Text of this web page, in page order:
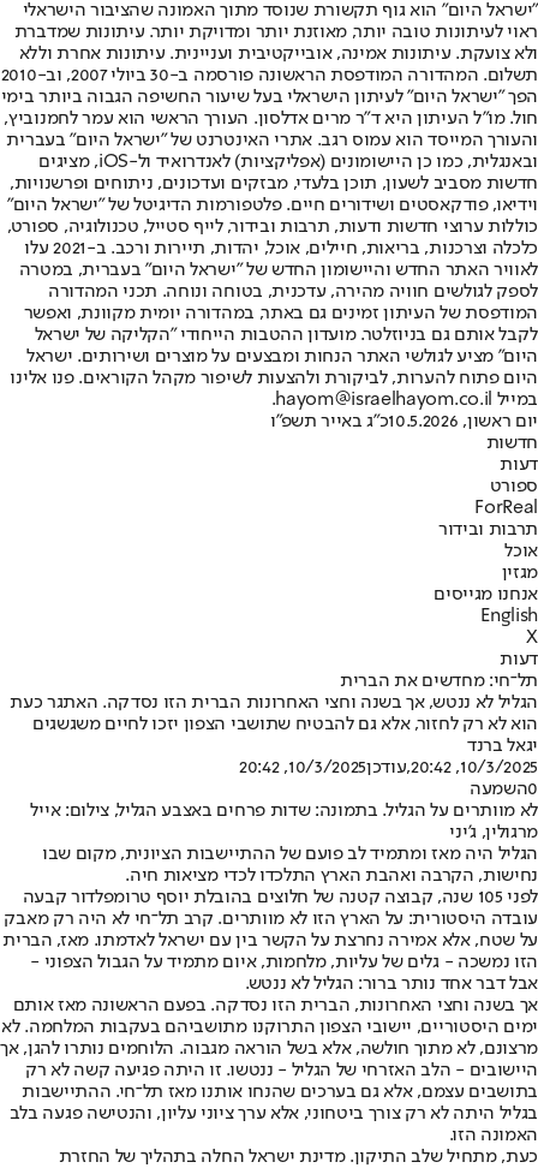
"ישראל היום" הוא גוף תקשורת שנוסד מתוך האמונה שהציבור הישראלי
ראוי לעיתונות טובה יותר, מאוזנת יותר ומדויקת יותר. עיתונות שמדברת
ולא צועקת. עיתונות אמינה, אובייקטיבית ועניינית. עיתונות אחרת וללא
תשלום. המהדורה המודפסת הראשונה פורסמה ב-30 ביולי 2007, וב-2010
הפך "ישראל היום" לעיתון הישראלי בעל שיעור החשיפה הגבוה ביותר בימי
חול. מו"ל העיתון היא ד"ר מרים אדלסון. העורך הראשי הוא עמר לחמנוביץ,
והעורך המייסד הוא עמוס רגב. אתרי האינטרנט של "ישראל היום" בעברית
ובאנגלית, כמו כן היישומונים (אפליקציות) לאנדרואיד ול-iOS, מציגים
חדשות מסביב לשעון, תוכן בלעדי, מבזקים ועדכונים, ניתוחים ופרשנויות,
וידיאו, פודקאסטים ושידורים חיים. פלטפורמות הדיגיטל של "ישראל היום"
כוללות ערוצי חדשות ודעות, תרבות ובידור, לייף סטייל, טכנולוגיה, ספורט,
כלכלה וצרכנות, בריאות, חיילים, אוכל, יהדות, תיירות ורכב. ב-2021 עלו
לאוויר האתר החדש והיישומון החדש של "ישראל היום" בעברית, במטרה
לספק לגולשים חוויה מהירה, עדכנית, בטוחה ונוחה. תכני המהדורה
המודפסת של העיתון זמינים גם באתר, במהדורה יומית מקוונת, ואפשר
לקבל אותם גם בניוזלטר. מועדון ההטבות הייחודי "הקליקה של ישראל
היום" מציע לגולשי האתר הנחות ומבצעים על מוצרים ושירותים. ישראל
היום פתוח להערות, לביקורת ולהצעות לשיפור מקהל הקוראים. פנו אלינו
במייל hayom@israelhayom.co.il.
יום ראשון, 10.5.2026
כ"ג באייר תשפ"ו
חדשות
דעות
ספורט
ForReal
תרבות ובידור
אוכל
מגזין
אנחנו מגייסים
English
X
דעות
תל־חי: מחדשים את הברית
הגליל לא ננטש, אך בשנה וחצי האחרונות הברית הזו נסדקה. האתגר כעת
הוא לא רק לחזור, אלא גם להבטיח שתושבי הצפון יזכו לחיים משגשגים
יגאל ברנד
10/3/2025, 20:42
,עודכן10/3/2025, 20:42
0השמעה
לא מוותרים על הגליל. בתמונה: שדות פרחים באצבע הגליל, צילום: אייל
מרגולין, ג'יני
הגליל היה מאז ומתמיד לב פועם של ההתיישבות הציונית, מקום שבו
נחישות, הקרבה ואהבת הארץ התלכדו לכדי מציאות חיה.
לפני 105 שנה, קבוצה קטנה של חלוצים בהובלת יוסף טרומפלדור קבעה
עובדה היסטורית: על הארץ הזו לא מוותרים. קרב תל־חי לא היה רק מאבק
על שטח, אלא אמירה נחרצת על הקשר בין עם ישראל לאדמתו. מאז, הברית
הזו נמשכה - גלים של עליות, מלחמות, איום מתמיד על הגבול הצפוני -
אבל דבר אחד נותר ברור: הגליל לא ננטש.
אך בשנה וחצי האחרונות, הברית הזו נסדקה. בפעם הראשונה מאז אותם
ימים היסטוריים, יישובי הצפון התרוקנו מתושביהם בעקבות המלחמה. לא
מרצונם, לא מתוך חולשה, אלא בשל הוראה מגבוה. הלוחמים נותרו להגן, אך
היישובים - הלב האזרחי של הגליל - ננטשו. זו היתה פגיעה קשה לא רק
בתושבים עצמם, אלא גם בערכים שהנחו אותנו מאז תל־חי. ההתיישבות
בגליל היתה לא רק צורך ביטחוני, אלא ערך ציוני עליון, והנטישה פגעה בלב
האמונה הזו.
כעת, מתחיל שלב התיקון. מדינת ישראל החלה בתהליך של החזרת